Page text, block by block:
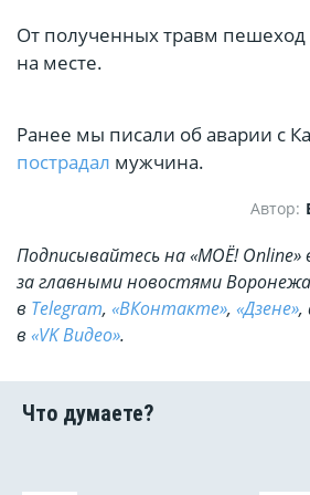
От полученных травм пешеход
на месте.
Ранее мы писали об аварии с
пострадал мужчина.
Автор:
Подписывайтесь на «МОЁ! Online»
за главными новостями
в Telegram, «ВКонтакте», «Дзене»,
в «VK Видео».